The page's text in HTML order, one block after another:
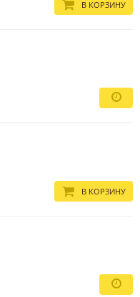
В КОРЗИНУ
В КОРЗИНУ